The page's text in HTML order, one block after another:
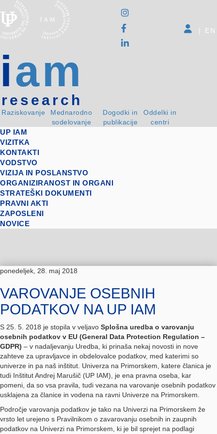
iam
research
Raziskovanje
Mednarodno
sodelovanje
Dogodki in
publikacije
Oddelki in
centri
| EN
UP IAM
VIZITKA
KONTAKTI
VODSTVO
VIZIJA IN POSLANSTVO
ORGANIZIRANOST IN ORGANI
STRATEŠKI DOKUMENTI
PRAVNI AKTI
ZAPOSLENI
NOVICE
ponedeljek, 28. maj 2018
VAROVANJE OSEBNIH
PODATKOV NA UP IAM
S 25. 5. 2018 je stopila v veljavo Splošna uredba o varovanju
osebnih podatkov v EU (General Data Protection Regulation –
GDPR) – v nadaljevanju Uredba, ki prinaša nekaj novosti in nove
zahteve za upravljavce in obdelovalce podatkov, med katerimi so
univerze in pa naš inštitut. Univerza na Primorskem, katere članica je
tudi Inštitut Andrej Marušič (UP IAM), je ena pravna oseba, kar
pomeni, da so vsa pravila, tudi vezana na varovanje osebnih podatkov
usklajena za članice in vodena na ravni Univerze na Primorskem.
Področje varovanja podatkov je tako na Univerzi na Primorskem že
vrsto let urejeno s Pravilnikom o zavarovanju osebnih in zaupnih
podatkov na Univerzi na Primorskem, ki je bil sprejet na podlagi